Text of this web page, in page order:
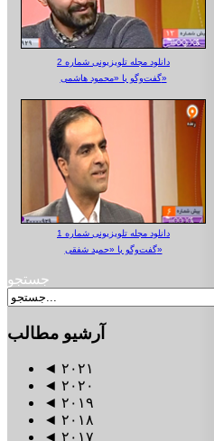
دانلود مجله تلویزیونی شماره 2
گفت‌وگو با «محمود هاشمی»
دانلود مجله تلویزیونی شماره 1
گفت‌وگو با «حمید شفقی»
جستجو
آرشیو مطالب
◄ ۲۰۲۱
◄ ۲۰۲۰
◄ ۲۰۱۹
◄ ۲۰۱۸
◄ ۲۰۱۷